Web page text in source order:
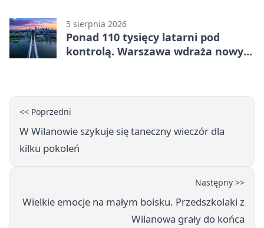
5 sierpnia 2026
Ponad 110 tysięcy latarni pod
kontrolą. Warszawa wdraża nowy
<< Poprzedni
W Wilanowie szykuje się taneczny wieczór dla
kilku pokoleń
Następny >>
Wielkie emocje na małym boisku. Przedszkolaki z
Wilanowa grały do końca